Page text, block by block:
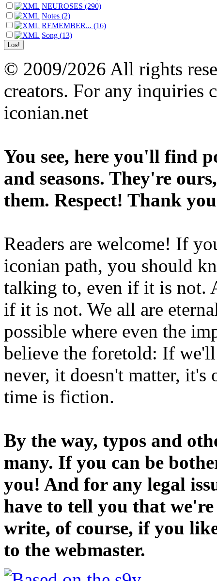
NEUROSES (290)
Notes (2)
REMEMBER... (16)
Song (13)
© 2009/2026 All rights
creators. For any inquiries
iconian.net
You see, here you'll find
and seasons. They're
them. Respect! Thank
Readers are welcome! If
iconian path, you should
talking to, even if it is not.
if it is not. We all are
possible where even the
believe the foretold: If
never, it doesn't matter,
time is fiction.
By the way, typos and
many. If you can be
you! And for any legal
have to tell you that
write, of course, if you
to the webmaster.